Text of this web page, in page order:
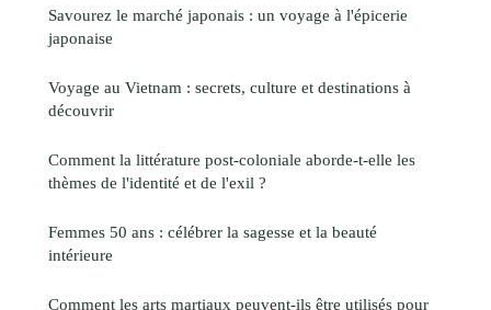
Savourez le marché japonais : un voyage à l'épicerie
japonaise
Voyage au Vietnam : secrets, culture et destinations à
découvrir
Comment la littérature post-coloniale aborde-t-elle les
thèmes de l'identité et de l'exil ?
Femmes 50 ans : célébrer la sagesse et la beauté
intérieure
Comment les arts martiaux peuvent-ils être utilisés pour